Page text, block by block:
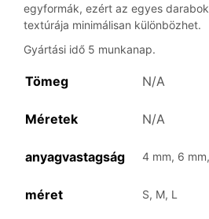
egyformák, ezért az egyes
textúrája minimálisan különbözhet.
Gyártási idő 5 munkanap.
Tömeg N/A
Méretek N/A
anyagvastagság 4 mm, 6
méret S, M, L